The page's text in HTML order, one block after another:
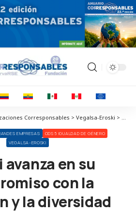
Corresponsables > Organizaciones Corresponsables > Vegalsa-Eroski > Eroski avanza en su compromiso con la inclusión y la diversidad
EMPRESAS
ODS 5 IGUALDAD DE GÉNERO
VEGALSA-EROSKI
avanza en su
con la
y la diversidad